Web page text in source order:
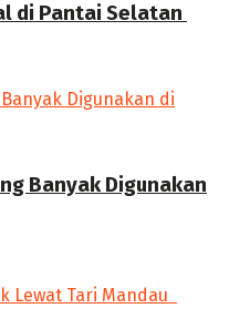
di Pantai Selatan
Banyak Digunakan